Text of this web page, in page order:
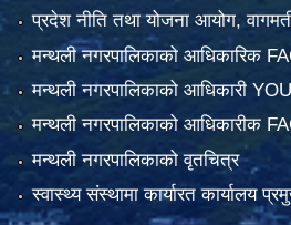
प्रदेश नीति तथा योजना आयोग,
मन्थली नगरपालिकाको आधिकारिक
मन्थली नगरपालिकाको आधिकारी
मन्थली नगरपालिकाको आधिकारीक
मन्थली नगरपालिकाको वृतचित्र
स्वास्थ्य संस्थामा कार्यारत कार्यालय